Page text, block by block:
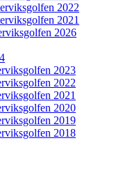
2022
2021
2026
2023
2022
2021
2020
2019
2018